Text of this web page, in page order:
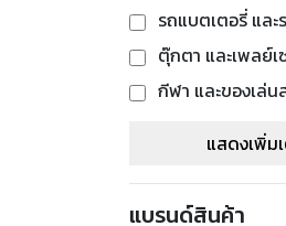
รถแบตเตอรี่ และ
ตุ๊กตา และเพลย์เ
กีฬา และของเล่น
แสดงเพิ่ม
แบรนด์สินค้า